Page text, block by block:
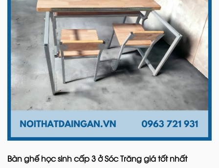
Bàn ghế học sinh cấp 3 ở Sóc Trăng giá tốt nhất